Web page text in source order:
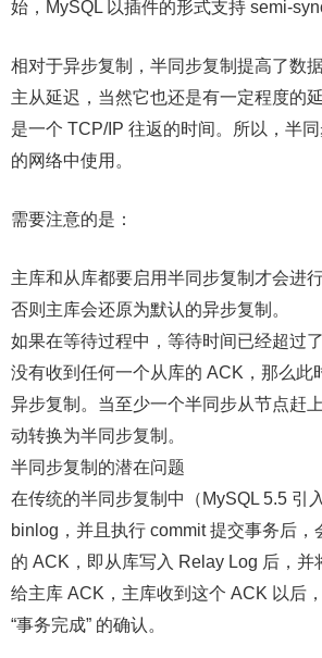
始，MySQL 以插件的形式支持 semi-
相对于异步复制，半同步复制提高了数
主从延迟，当然它也还是有一定程度的
是一个 TCP/IP 往返的时间。所以，半
的网络中使用。
需要注意的是：
主库和从库都要启用半同步复制才会进
否则主库会还原为默认的异步复制。
如果在等待过程中，等待时间已经超过
没有收到任何一个从库的 ACK，那么此
异步复制。当至少一个半同步从节点赶
动转换为半同步复制。
半同步复制的潜在问题
在传统的半同步复制中（MySQL 5.5 引
binlog，并且执行 commit 提交事务后，
的 ACK，即从库写入 Relay Log 后，并
给主库 ACK，主库收到这个 ACK 以后
“事务完成” 的确认。